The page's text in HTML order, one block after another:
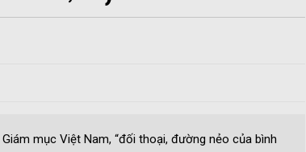
mục Việt Nam, “đối thoại, đường nẻo của bình